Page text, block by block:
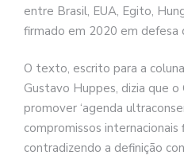
entre Brasil, EUA, Egito,
firmado em 2020 em defesa
O texto, escrito para a
Gustavo Huppes, dizia que o
promover ‘agenda
compromissos
contradizendo a definição